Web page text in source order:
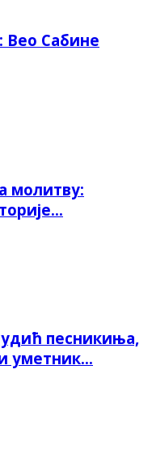
Вео Сабине
молитву:
песникиња,
уметник...